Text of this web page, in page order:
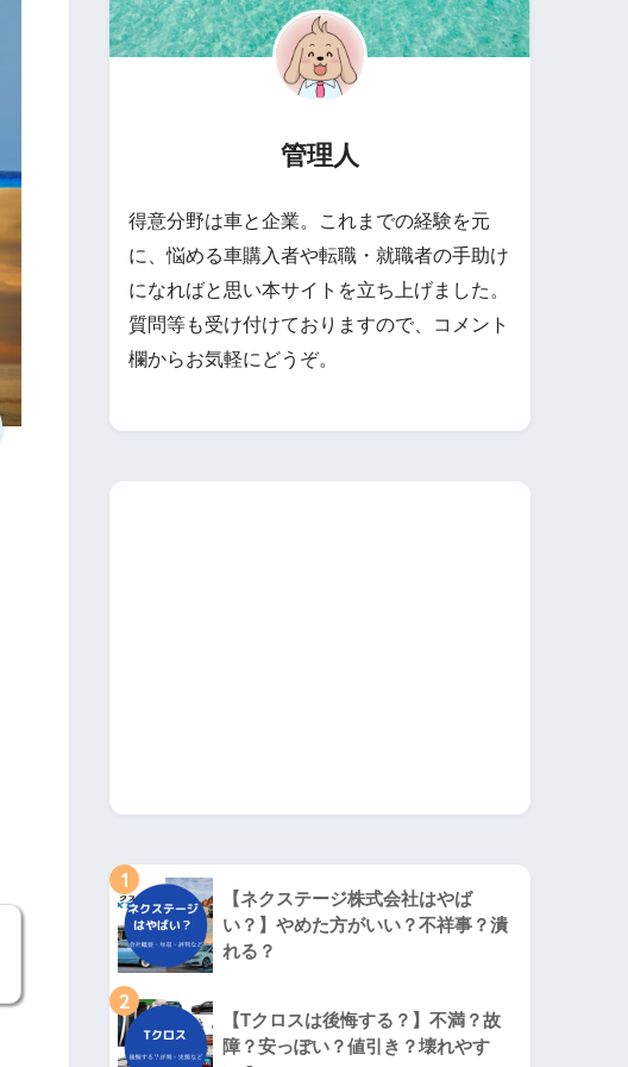
管理人
得意分野は車と企業。これまでの経験を元
に、悩める車購入者や転職・就職者の手助け
になればと思い本サイトを立ち上げました。
質問等も受け付けておりますので、コメント
欄からお気軽にどうぞ。
1
【ネクステージ株式会社はやば
い？】やめた方がいい？不祥事？潰
れる？
2
【Tクロスは後悔する？】不満？故
障？安っぽい？値引き？壊れやす